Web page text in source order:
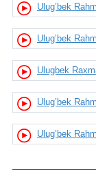
Ulug’bek
Ulug’bek
Ulugbek
Ulug’bek
Ulug’bek